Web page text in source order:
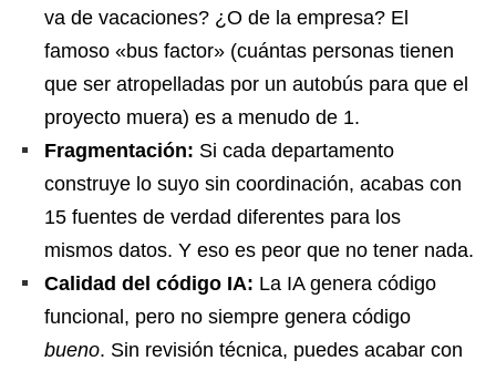
va de vacaciones? ¿O de la empresa? El
famoso «bus factor» (cuántas personas tienen
que ser atropelladas por un autobús para que el
proyecto muera) es a menudo de 1.
Fragmentación: Si cada departamento
construye lo suyo sin coordinación, acabas con
15 fuentes de verdad diferentes para los
mismos datos. Y eso es peor que no tener nada.
Calidad del código IA: La IA genera código
funcional, pero no siempre genera código
bueno. Sin revisión técnica, puedes acabar con